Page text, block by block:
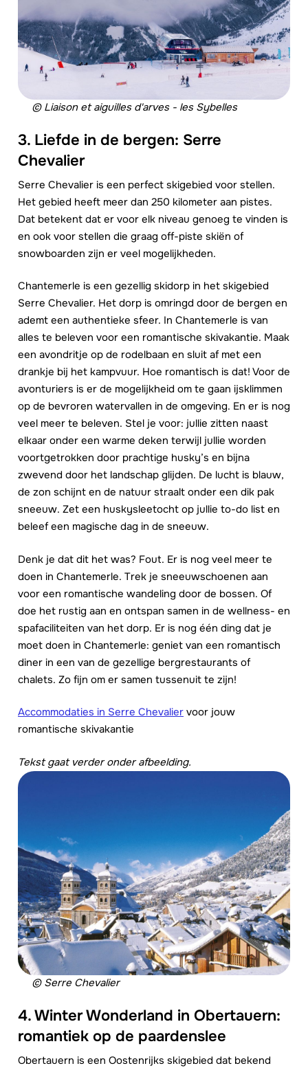
© Liaison et aiguilles d'arves - les Sybelles
3. Liefde in de bergen: Serre
Chevalier
Serre Chevalier is een perfect skigebied voor stellen.
Het gebied heeft meer dan 250 kilometer aan pistes.
Dat betekent dat er voor elk niveau genoeg te vinden is
en ook voor stellen die graag off-piste skiën of
snowboarden zijn er veel mogelijkheden.
Chantemerle is een gezellig skidorp in het skigebied
Serre Chevalier. Het dorp is omringd door de bergen en
ademt een authentieke sfeer. In Chantemerle is van
alles te beleven voor een romantische skivakantie. Maak
een avondritje op de rodelbaan en sluit af met een
drankje bij het kampvuur. Hoe romantisch is dat! Voor de
avonturiers is er de mogelijkheid om te gaan ijsklimmen
op de bevroren watervallen in de omgeving. En er is nog
veel meer te beleven. Stel je voor: jullie zitten naast
elkaar onder een warme deken terwijl jullie worden
voortgetrokken door prachtige husky’s en bijna
zwevend door het landschap glijden. De lucht is blauw,
de zon schijnt en de natuur straalt onder een dik pak
sneeuw. Zet een huskysleetocht op jullie to-do list en
beleef een magische dag in de sneeuw.
Denk je dat dit het was? Fout. Er is nog veel meer te
doen in Chantemerle. Trek je sneeuwschoenen aan
voor een romantische wandeling door de bossen. Of
doe het rustig aan en ontspan samen in de wellness- en
spafaciliteiten van het dorp. Er is nog één ding dat je
moet doen in Chantemerle: geniet van een romantisch
diner in een van de gezellige bergrestaurants of
chalets. Zo fijn om er samen tussenuit te zijn!
Accommodaties in Serre Chevalier voor jouw
romantische skivakantie
Tekst gaat verder onder afbeelding.
© Serre Chevalier
4. Winter Wonderland in Obertauern:
romantiek op de paardenslee
Obertauern is een Oostenrijks skigebied dat bekend